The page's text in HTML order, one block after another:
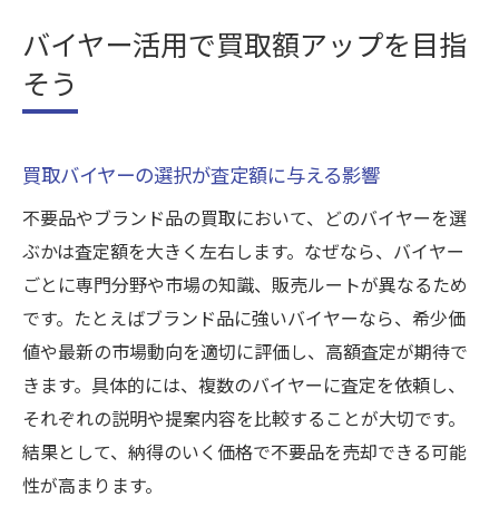
バイヤー活用で買取額アップを目指
そう
買取バイヤーの選択が査定額に与える影響
不要品やブランド品の買取において、どのバイヤーを選
ぶかは査定額を大きく左右します。なぜなら、バイヤー
ごとに専門分野や市場の知識、販売ルートが異なるため
です。たとえばブランド品に強いバイヤーなら、希少価
値や最新の市場動向を適切に評価し、高額査定が期待で
きます。具体的には、複数のバイヤーに査定を依頼し、
それぞれの説明や提案内容を比較することが大切です。
結果として、納得のいく価格で不要品を売却できる可能
性が高まります。